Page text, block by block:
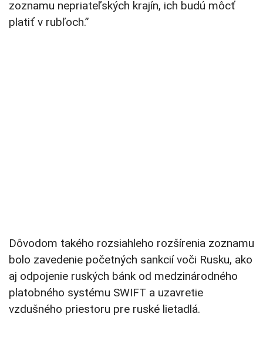
zoznamu nepriateľských krajín, ich budú môcť
platiť v rubľoch.”
Dôvodom takého rozsiahleho rozšírenia zoznamu
bolo zavedenie početných sankcií voči Rusku, ako
aj odpojenie ruských bánk od medzinárodného
platobného systému SWIFT a uzavretie
vzdušného priestoru pre ruské lietadlá.